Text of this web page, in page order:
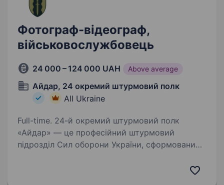
Фотограф-відеограф,
військовослужбовець
24 000 – 124 000 UAH Above average
Айдар, 24 окремий штурмовий полк
All Ukraine
Full-time. 24-й окремий штурмовий полк
«Айдар» — це професійний штурмовий
підрозділ Сил оборони України, сформований